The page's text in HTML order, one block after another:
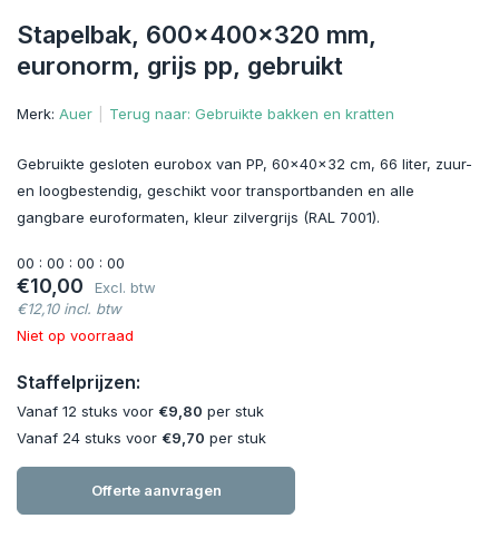
Stapelbak, 600x400x320 mm,
euronorm, grijs pp, gebruikt
Merk: Auer Terug naar: Gebruikte bakken en kratten
Gebruikte gesloten eurobox van PP, 60x40x32 cm, 66 liter, zuur-
en loogbestendig, geschikt voor transportbanden en alle
gangbare euroformaten, kleur zilvergrijs (RAL 7001).
00 : 00 : 00 : 00
€10,00
Excl. btw
€12,10 incl. btw
Niet op voorraad
Staffelprijzen:
Vanaf 12 stuks voor €9,80 per stuk
Vanaf 24 stuks voor €9,70 per stuk
Offerte aanvragen